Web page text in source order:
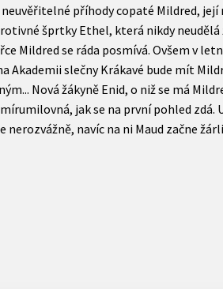
neuvěřitelné příhody copaté Mildred,
šprtky Ethel, která nikdy neudělá
Mildred se ráda posmívá. Ovšem v
Akademii slečny Krákavé bude mít
Nová žákyně Enid, o niž se má
jak se na první pohled zdá.
nerozvážně, navíc na ni Maud začne